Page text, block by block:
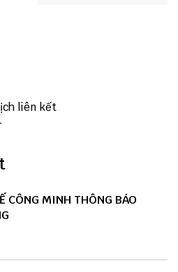
liên kết
CÔNG MINH THÔNG BÁO